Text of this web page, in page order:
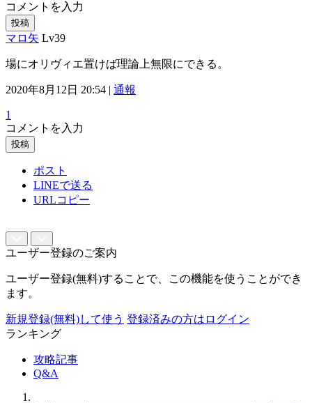
コメントを入力
投稿
マロ矢 Lv39
場にオリヴィエ置けば理論上無限にできる。
2020年8月12日 20:54 | 通報
1
コメントを入力
投稿
ポスト
LINEで送る
URLコピー
ユーザー登録のご案内
ユーザー登録(無料)することで、この機能を使うことができ
ます。
新規登録(無料)して使う 登録済みの方はログイン
ランキング
攻略記事
Q&A